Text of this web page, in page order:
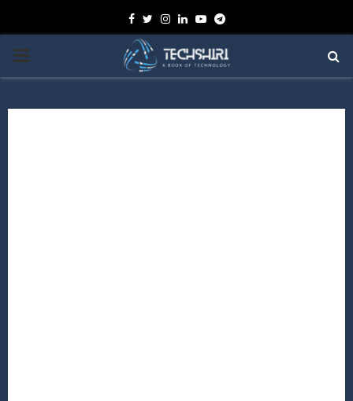
Facebook
TwitterInstagram
Linkedin
YoutubeTelegram
PRIMARY